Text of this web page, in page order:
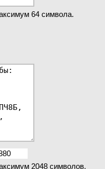
64 символа.
2048 символов.